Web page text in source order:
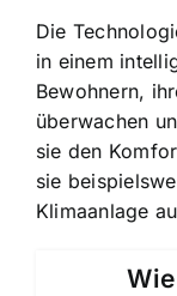
Die
in einem
Bewohnern,
überwachen
sie den
sie
Klimaanlage